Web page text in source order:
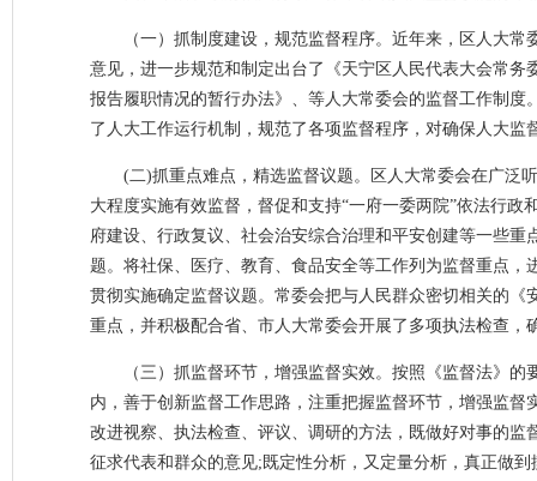
（一）抓制度建设，规范监督程序。近年来，区人大
意见，进一步规范和制定出台了《天宁区人民代表大会常
报告履职情况的暂行办法》、等人大常委会的监督工作制
了人大工作运行机制，规范了各项监督程序，对确保人大
(二)抓重点难点，精选监督议题。区人大常委会在广泛
大程度实施有效监督，督促和支持“一府一委两院”依法行
府建设、行政复议、社会治安综合治理和平安创建等一些
题。将社保、医疗、教育、食品安全等工作列为监督重点
贯彻实施确定监督议题。常委会把与人民群众密切相关的
重点，并积极配合省、市人大常委会开展了多项执法检查，
（三）抓监督环节，增强监督实效。按照《监督法》
内，善于创新监督工作思路，注重把握监督环节，增强监
改进视察、执法检查、评议、调研的方法，既做好对事的
征求代表和群众的意见;既定性分析，又定量分析，真正做